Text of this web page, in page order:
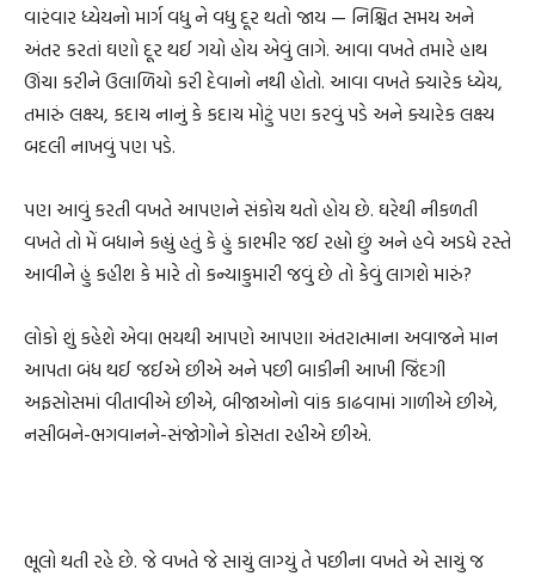
વારંવાર ધ્યેયનો માર્ગ વધુ ને વધુ દૂર થતો જાય — નિશ્ચિત સમય અને
અંતર કરતાં ઘણો દૂર થઈ ગયો હોય એવું લાગે. આવા વખતે તમારે હાથ
ઊંચા કરીને ઉલાળિયો કરી દેવાનો નથી હોતો. આવા વખતે ક્યારેક ધ્યેય,
તમારું લક્ષ્ય, કદાચ નાનું કે કદાચ મોટું પણ કરવું પડે અને ક્યારેક લક્ષ્ય
બદલી નાખવું પણ પડે.
પણ આવું કરતી વખતે આપણને સંકોચ થતો હોય છે. ઘરેથી નીકળતી
વખતે તો મેં બધાને કહ્યું હતું કે હું કાશ્મીર જઈ રહ્યો છું અને હવે અડધે રસ્તે
આવીને હું કહીશ કે મારે તો કન્યાકુમારી જવું છે તો કેવું લાગશે મારું?
લોકો શું કહેશે એવા ભયથી આપણે આપણા અંતરાત્માના અવાજને માન
આપતા બંધ થઈ જઈએ છીએ અને પછી બાકીની આખી જિંદગી
અફસોસમાં વીતાવીએ છીએ, બીજાઓનો વાંક કાઢવામાં ગાળીએ છીએ,
નસીબને-ભગવાનને-સંજોગોને કોસતા રહીએ છીએ.
ભૂલો થતી રહે છે. જે વખતે જે સાચું લાગ્યું તે પછીના વખતે એ સાચું જ